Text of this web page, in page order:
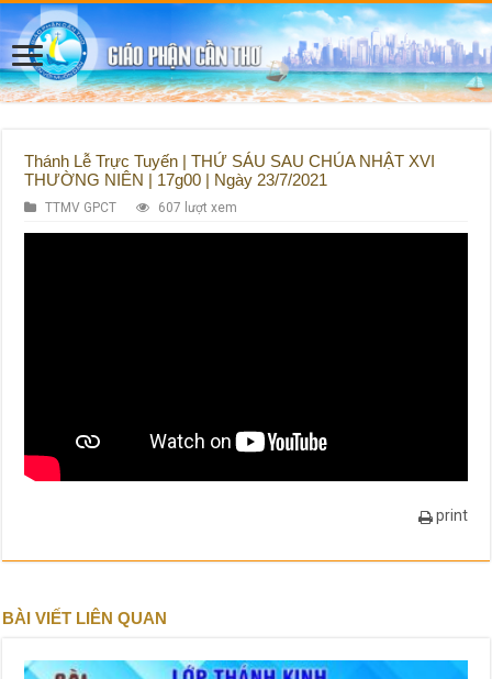
Thánh Lễ Trực Tuyến | THỨ SÁU SAU CHÚA NHẬT XVI
THƯỜNG NIÊN | 17g00 | Ngày 23/7/2021
TTMV GPCT 607 lượt xem
print
BÀI VIẾT LIÊN QUAN